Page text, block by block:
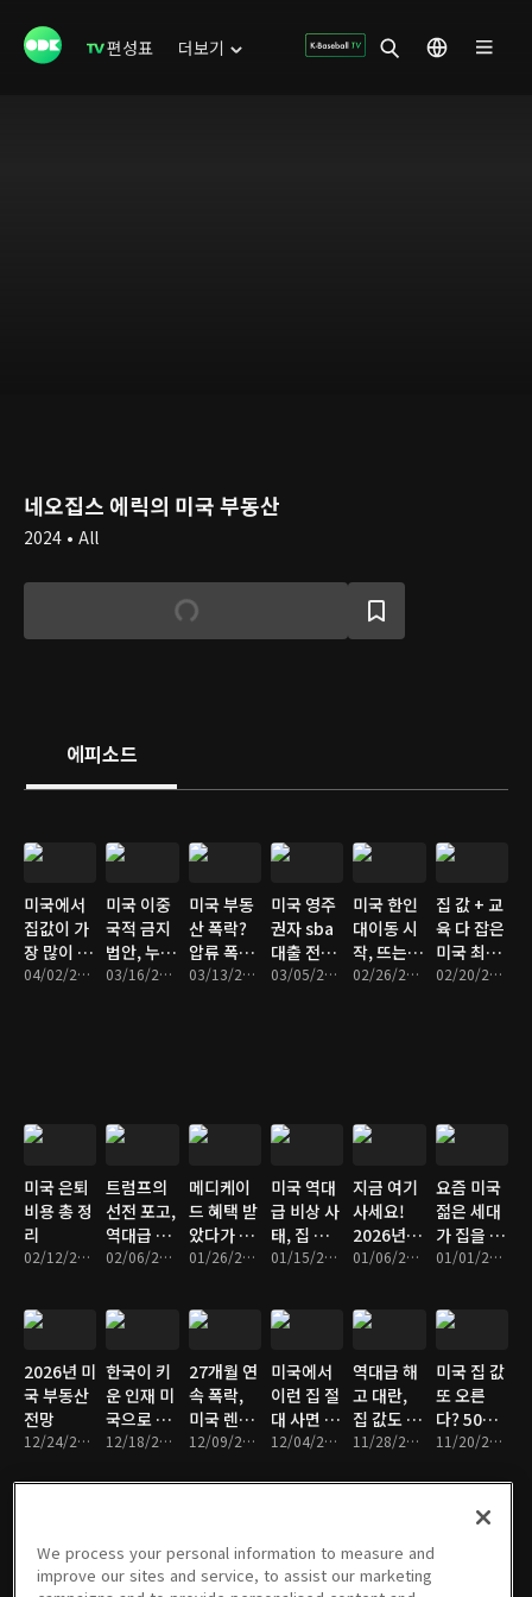
편성표 더보기
네오집스 에릭의 미국 부동산
2024 • All
에피소드
미국에서
집값이 가
장 많이 폭
락한 지역
04/02/2026 • 9분
미국 이중
국적 금지
법안, 누가
위험할까?
03/16/2026 • 8분
미국 부동
산 폭락?
압류 폭풍
시작
03/13/2026 • 9분
미국 영주
권자 sba
대출 전면
제외,
03/05/2026 • 9분
미국 한인
대이동 시
작, 뜨는
지역 TOP
02/26/2026 • 10분
집 값 + 교
육 다 잡은
미국 최고
의 주는?02/20/2026 • 13분
미국 은퇴
비용 총 정
리
02/12/2026 • 10분
트럼프의
선전 포고,
역대급 금
리 인하 지
02/06/2026 • 9분
메디케이
드 혜택 받
았다가 시
민권 박탈
유?
01/26/2026 • 10분
미국 역대
급 비상 사
태, 집 값
폭락한다?
01/15/2026 • 9분
지금 여기
사세요!
2026년 미
국에서 가
역
01/06/2026 • 9분
요즘 미국
젊은 세대
가 집을 살
수 없는 이
01/01/2026 • 7분
2026년 미
국 부동산
전망
12/24/2025 • 10분
한국이 키
운 인재 미
국으로 간
다?
12/18/2025 • 9분
27개월 연
속 폭락,
미국 렌트
붕괴 신12/09/2025 • 8분
미국에서
이런 집 절
대 사면 안
됩니다 12/04/2025 • 10분
역대급 해
고 대란,
집 값도 무
너질까?11/28/2025 • 10분
미국 집 값
또 오른
다? 50년
모기지 함
11/20/2025 • 10분
요즘 미국
에서 인기
미국 압류
폭증, 미국
미국을 점
령한 초대
미국 새 집
이 30만 불
미국 이제
안간다?
We process your personal information to measure and
improve our sites and service, to assist our marketing